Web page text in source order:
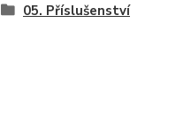
05. Příslušenství